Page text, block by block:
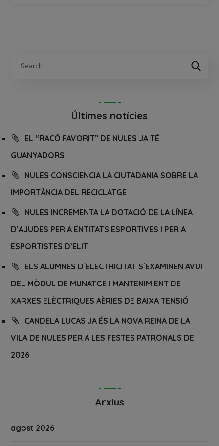
Últimes notícies
EL “RACÓ FAVORIT” DE NULES JA TÉ
GUANYADORS
NULES CONSCIENCIA LA CIUTADANIA SOBRE LA
IMPORTÀNCIA DEL RECICLATGE
NULES INCREMENTA LA DOTACIÓ DE LA LÍNEA
D’AJUDES PER A ENTITATS ESPORTIVES I PER A
ESPORTISTES D’ELIT
ELS ALUMNES D´ELECTRICITAT S´EXAMINEN AVUI
DEL MÒDUL DE MUNATGE I MANTENIMIENT DE
XARXES ELÈCTRIQUES AÈRIES DE BAIXA TENSIÓ
CANDELA LUCAS JA ÉS LA NOVA REINA DE LA
VILA DE NULES PER A LES FESTES PATRONALS DE
2026
Arxius
agost 2026